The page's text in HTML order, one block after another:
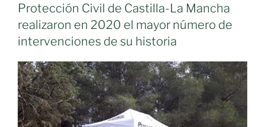
Protección Civil de Castilla-La Mancha
realizaron en 2020 el mayor número de
intervenciones de su historia